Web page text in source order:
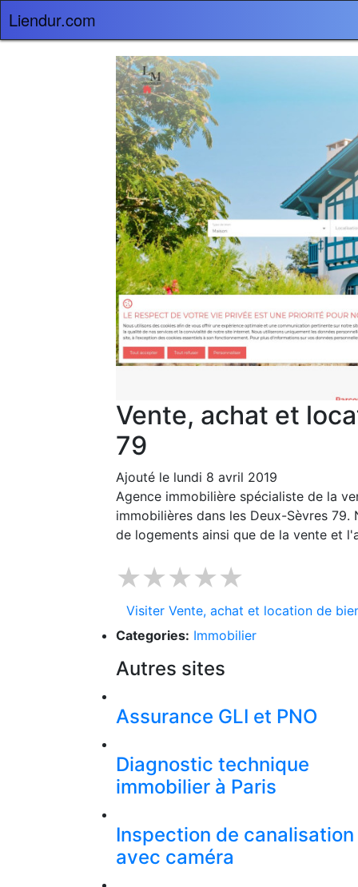
Liendur.com
Vente, achat et
79
Ajouté le lundi 8 avril 2019
Agence immobilière spécialiste de la
immobilières dans les Deux-Sèvres
de logements ainsi que de la vente et
★★★★★
Visiter Vente, achat et location de
Categories: Immobilier
Autres sites
Assurance GLI et PNO
Diagnostic technique
immobilier à Paris
Inspection de canalisation
avec caméra